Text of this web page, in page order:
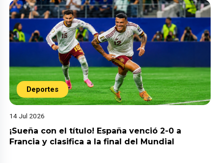
Deportes
14 Jul 2026
¡Sueña con el título! España venció 2-0 a
Francia y clasifica a la final del Mundial